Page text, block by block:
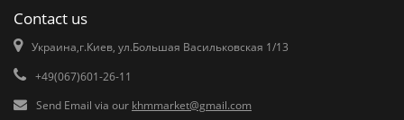
Contact us
Украина,г.Киев, ул.Большая Васильковская 1/13
+49(067)601-26-11
Send Email via our khmmarket@gmail.com